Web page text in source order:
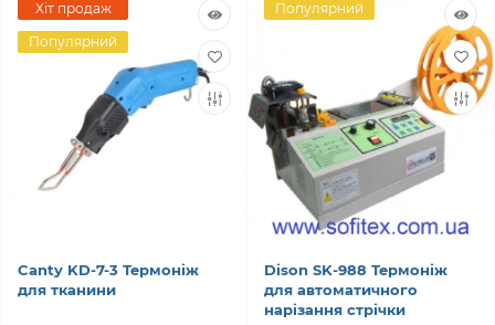
Хіт продаж
Популярний
Canty KD-7-3 Термоніж
для тканини
Популярний
Dison SK-988 Термоніж
для автоматичного
нарізання стрічки